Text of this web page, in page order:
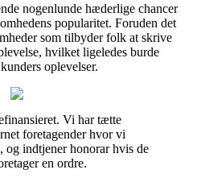
nogenlunde hæderlige chancer
popularitet. Foruden det
som tilbyder folk at skrive
hvilket ligeledes burde
oplevelser.
Vi har tætte
foretagender hvor vi
og indtjener honorar hvis de
en ordre.